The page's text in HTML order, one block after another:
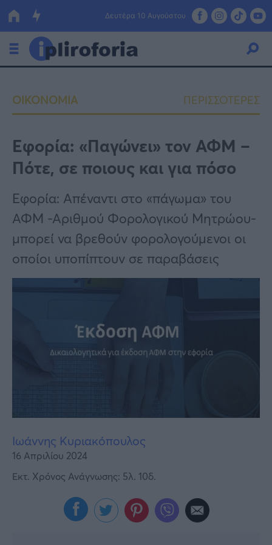
Δευτέρα 10 Αυγούστου
Οικονομία
Πολιτική
Τράπεζες
Επιδοτήσεις
ΕΣΠΑ
Κόσμος
Lifestyle
Αθλητικά
Υγεία
ΟΙΚΟΝΟΜΙΑ ΠΕΡΙΣΣΟΤΕΡΕΣ
Εφορία: «Παγώνει» τον ΑΦΜ –
Πότε, σε ποιους και για πόσο
Εφορία: Απέναντι στο «πάγωμα» του
ΑΦΜ -Αριθμού Φορολογικού Μητρώου-
μπορεί να βρεθούν φορολογούμενοι οι
οποίοι υποπίπτουν σε παραβάσεις
Ιωάννης Κυριακόπουλος
16 Απριλίου 2024
Εκτ. Χρόνος Ανάγνωσης: 5λ. 10δ.